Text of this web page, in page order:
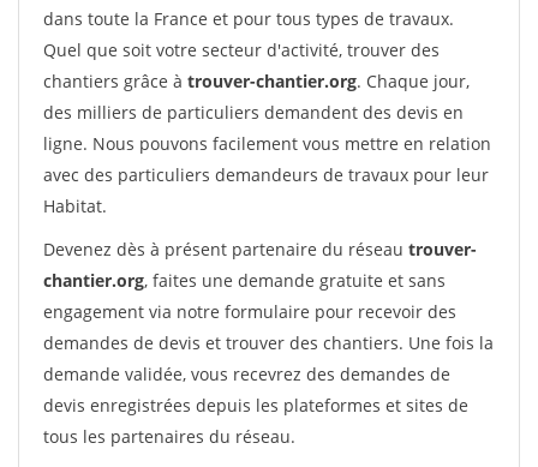
dans toute la France et pour tous types de travaux.
Quel que soit votre secteur d'activité, trouver des
chantiers grâce à trouver-chantier.org. Chaque jour,
des milliers de particuliers demandent des devis en
ligne. Nous pouvons facilement vous mettre en relation
avec des particuliers demandeurs de travaux pour leur
Habitat.
Devenez dès à présent partenaire du réseau trouver-
chantier.org, faites une demande gratuite et sans
engagement via notre formulaire pour recevoir des
demandes de devis et trouver des chantiers. Une fois la
demande validée, vous recevrez des demandes de
devis enregistrées depuis les plateformes et sites de
tous les partenaires du réseau.